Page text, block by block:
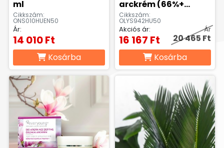
ml
Cikkszám:
ONS010HUEN50
Ár:
14 010 Ft
Kosárba
arckrém (66%+
Demeter) - 50 ml
Cikkszám:
OLYS942HU50
Akciós ár:
16 167 Ft
Ár
20 465 Ft
Kosárba